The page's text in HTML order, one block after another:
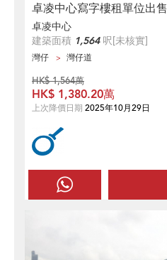
卓凌中心寫字樓租單位出售
卓凌中心
建築面積 1,564呎[未核實]
灣仔 灣仔道
HK$ 1,564萬
HK$ 1,380.20萬
上次降價日期 2025年10月29日